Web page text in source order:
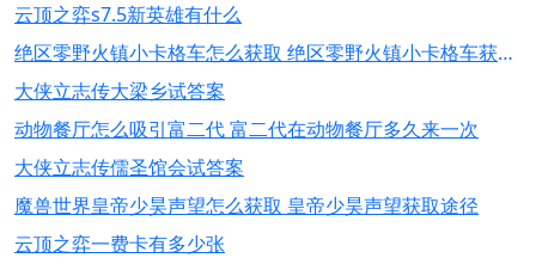
云顶之弈s7.5新英雄有什么
绝区零野火镇小卡格车怎么获取 绝区零野火镇小卡格车获取攻略
大侠立志传大梁乡试答案
动物餐厅怎么吸引富二代 富二代在动物餐厅多久来一次
大侠立志传儒圣馆会试答案
魔兽世界皇帝少昊声望怎么获取 皇帝少昊声望获取途径
云顶之弈一费卡有多少张